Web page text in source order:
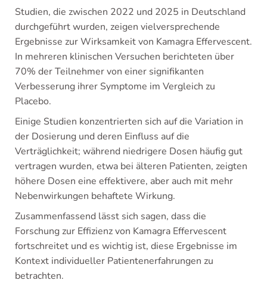
Studien, die zwischen 2022 und 2025 in Deutschland
durchgeführt wurden, zeigen vielversprechende
Ergebnisse zur Wirksamkeit von Kamagra Effervescent.
In mehreren klinischen Versuchen berichteten über
70% der Teilnehmer von einer signifikanten
Verbesserung ihrer Symptome im Vergleich zu
Placebo.
Einige Studien konzentrierten sich auf die Variation in
der Dosierung und deren Einfluss auf die
Verträglichkeit; während niedrigere Dosen häufig gut
vertragen wurden, etwa bei älteren Patienten, zeigten
höhere Dosen eine effektivere, aber auch mit mehr
Nebenwirkungen behaftete Wirkung.
Zusammenfassend lässt sich sagen, dass die
Forschung zur Effizienz von Kamagra Effervescent
fortschreitet und es wichtig ist, diese Ergebnisse im
Kontext individueller Patientenerfahrungen zu
betrachten.